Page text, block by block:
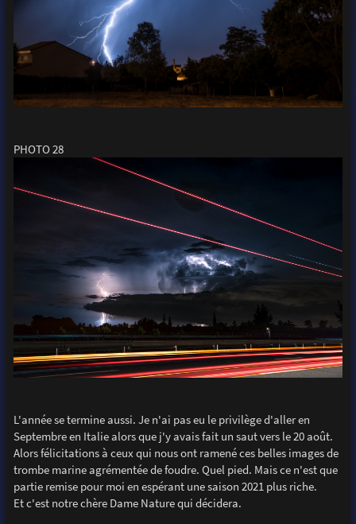
PHOTO 28
L'année se termine aussi. Je n'ai pas eu le privilège d'aller en
Septembre en Italie alors que j'y avais fait un saut vers le 20 août.
Alors félicitations à ceux qui nous ont ramené ces belles images de
trombe marine agrémentée de foudre. Quel pied. Mais ce n'est que
partie remise pour moi en espérant une saison 2021 plus riche.
Et c'est notre chère Dame Nature qui décidera.